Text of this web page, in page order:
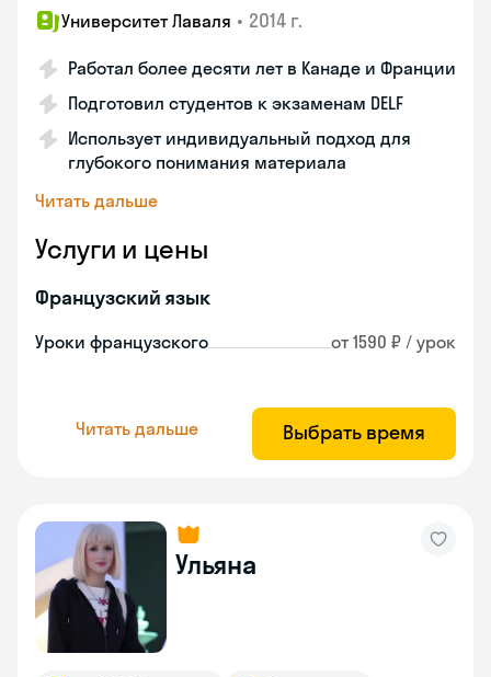
Университет Лаваля • 2014 г.
Работал более десяти лет в Канаде и Франции
Подготовил студентов к экзаменам DELF
Использует индивидуальный подход для
глубокого понимания материала
Читать дальше
Услуги и цены
Французский язык
Уроки французского от 1590 ₽ / урок
Читать дальше Выбрать время
Ульяна